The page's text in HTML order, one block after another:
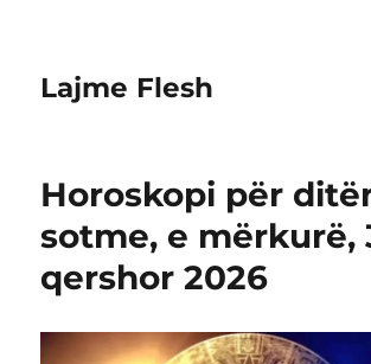
Lajme Flesh
Horoskopi për
sotme, e mërkurë,
qershor 2026